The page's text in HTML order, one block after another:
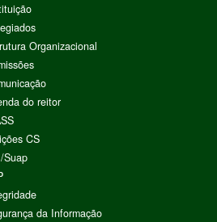
Organizacional
do reitor
CS
Suap
da Informação